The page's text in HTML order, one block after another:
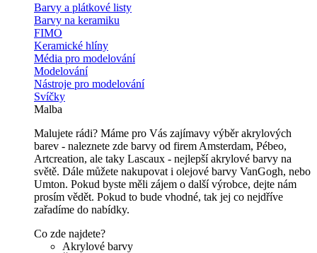
Barvy a plátkové listy
Barvy na keramiku
FIMO
Keramické hlíny
Média pro modelování
Modelování
Nástroje pro modelování
Svíčky
Malba
Malujete rádi? Máme pro Vás zajímavy výběr akrylových
barev - naleznete zde barvy od firem Amsterdam, Pébeo,
Artcreation, ale taky Lascaux - nejlepší akrylové barvy na
světě. Dále můžete nakupovat i olejové barvy VanGogh, nebo
Umton. Pokud byste měli zájem o další výrobce, dejte nám
prosím vědět. Pokud to bude vhodné, tak jej co nejdříve
zařadíme do nabídky.
Co zde najdete?
Akrylové barvy